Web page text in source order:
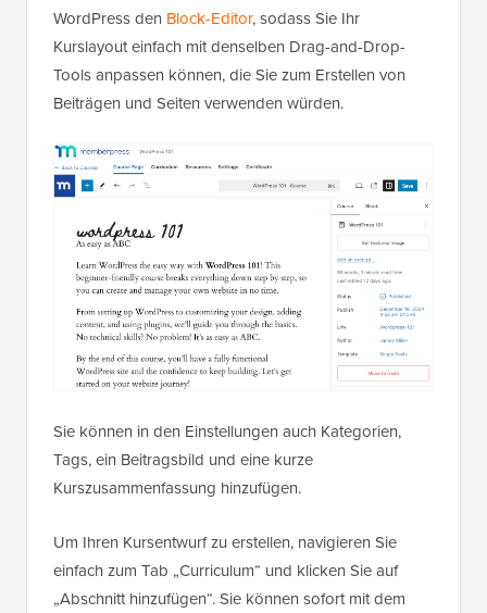
WordPress den Block-Editor, sodass Sie Ihr
Kurslayout einfach mit denselben Drag-and-Drop-
Tools anpassen können, die Sie zum Erstellen von
Beiträgen und Seiten verwenden würden.
Sie können in den Einstellungen auch Kategorien,
Tags, ein Beitragsbild und eine kurze
Kurszusammenfassung hinzufügen.
Um Ihren Kursentwurf zu erstellen, navigieren Sie
einfach zum Tab „Curriculum“ und klicken Sie auf
„Abschnitt hinzufügen“. Sie können sofort mit dem